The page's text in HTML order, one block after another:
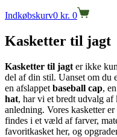
Indkøbskurv0 kr. 0
Kasketter til jagt
Kasketter til jagt er ikke
del af din stil. Uanset om du
en afslappet baseball cap,
hat, har vi et bredt udvalg af
anledning. Vores kasketter
findes i et væld af farver,
favoritkasket her, og